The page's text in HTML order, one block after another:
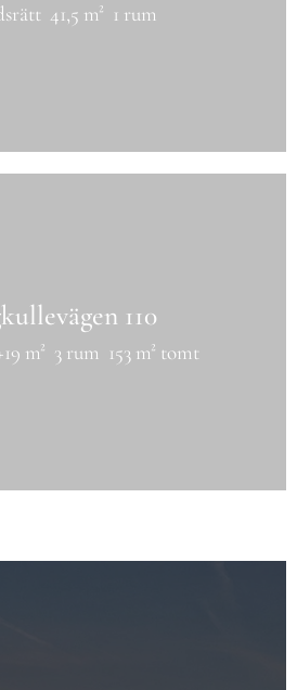
41,5 m² 1 rum
110
m² 3 rum 153 m² tomt